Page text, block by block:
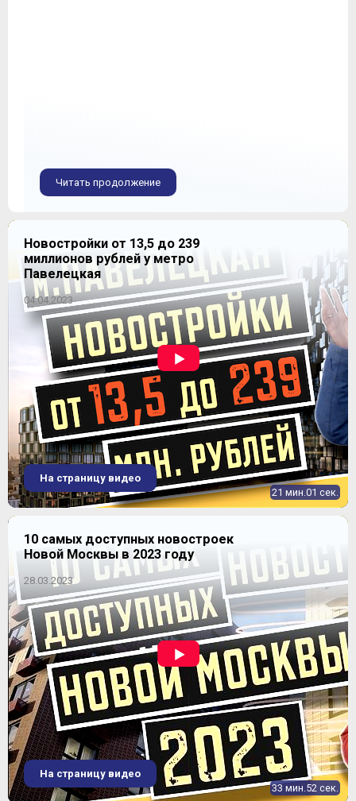
Читать продолжение
Новостройки от 13,5 до 239
миллионов рублей у метро
Павелецкая
04.04.2023
21 мин.01 сек.
На страницу видео
10 самых доступных новостроек
Новой Москвы в 2023 году
28.03.2023
33 мин.52 сек.
На страницу видео